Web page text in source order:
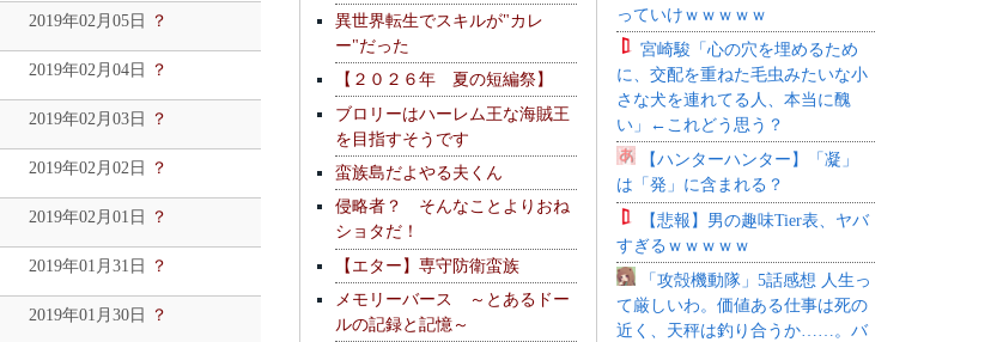
2019年02月05日 ？
2019年02月04日 ？
2019年02月03日 ？
2019年02月02日 ？
2019年02月01日 ？
2019年01月31日 ？
2019年01月30日 ？
異世界転生でスキルが"カレ
ー"だった
【２０２６年 夏の短編祭】
ブロリーはハーレム王な海賊王
を目指すそうです
蛮族島だよやる夫くん
侵略者？ そんなことよりおね
ショタだ！
【エター】専守防衛蛮族
メモリーバース ～とあるドー
ルの記録と記憶～
っていけｗｗｗｗｗ
宮崎駿「心の穴を埋めるため
に、交配を重ねた毛虫みたいな小
さな犬を連れてる人、本当に醜
い」←これどう思う？
【ハンターハンター】「凝」
は「発」に含まれる？
【悲報】男の趣味Tier表、ヤバ
すぎるｗｗｗｗｗ
「攻殻機動隊」5話感想 人生っ
て厳しいわ。価値ある仕事は死の
近く、天秤は釣り合うか……。バ